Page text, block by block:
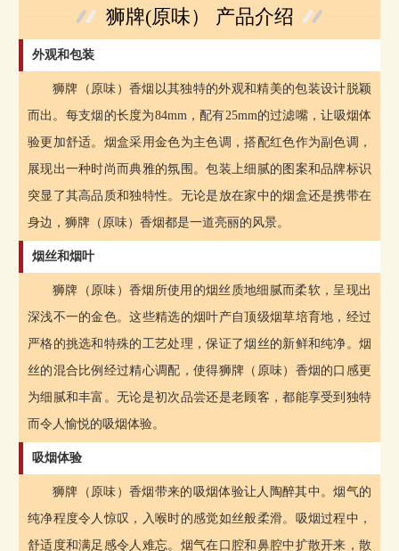
狮牌(原味） 产品介绍
外观和包装
狮牌（原味）香烟以其独特的外观和精美的包装设计脱颖
而出。每支烟的长度为84mm，配有25mm的过滤嘴，让吸烟体
验更加舒适。烟盒采用金色为主色调，搭配红色作为副色调，
展现出一种时尚而典雅的氛围。包装上细腻的图案和品牌标识
突显了其高品质和独特性。无论是放在家中的烟盒还是携带在
身边，狮牌（原味）香烟都是一道亮丽的风景。
烟丝和烟叶
狮牌（原味）香烟所使用的烟丝质地细腻而柔软，呈现出
深浅不一的金色。这些精选的烟叶产自顶级烟草培育地，经过
严格的挑选和特殊的工艺处理，保证了烟丝的新鲜和纯净。烟
丝的混合比例经过精心调配，使得狮牌（原味）香烟的口感更
为细腻和丰富。无论是初次品尝还是老顾客，都能享受到独特
而令人愉悦的吸烟体验。
吸烟体验
狮牌（原味）香烟带来的吸烟体验让人陶醉其中。烟气的
纯净程度令人惊叹，入喉时的感觉如丝般柔滑。吸烟过程中，
舒适度和满足感令人难忘。烟气在口腔和鼻腔中扩散开来，散